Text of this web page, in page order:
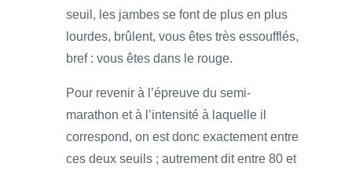
seuil, les jambes se font de plus en plus
lourdes, brûlent, vous êtes très essoufflés,
bref : vous êtes dans le rouge.
Pour revenir à l’épreuve du semi-
marathon et à l’intensité à laquelle il
correspond, on est donc exactement entre
ces deux seuils ; autrement dit entre 80 et